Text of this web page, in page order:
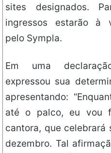
sites designados.
ingressos estarão à
pelo Sympla.
Em uma
expressou sua
apresentando:
até o palco, eu vou
cantora, que celebrará
dezembro. Tal